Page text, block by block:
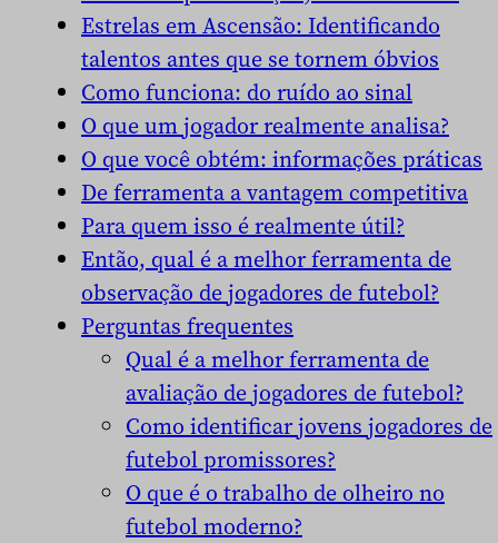
Estrelas em Ascensão: Identificando
talentos antes que se tornem óbvios
Como funciona: do ruído ao sinal
O que um jogador realmente analisa?
O que você obtém: informações práticas
De ferramenta a vantagem competitiva
Para quem isso é realmente útil?
Então, qual é a melhor ferramenta de
observação de jogadores de futebol?
Perguntas frequentes
Qual é a melhor ferramenta de
avaliação de jogadores de futebol?
Como identificar jovens jogadores de
futebol promissores?
O que é o trabalho de olheiro no
futebol moderno?